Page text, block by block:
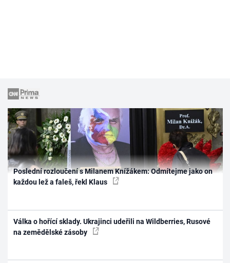
Poslední rozloučení s Milanem Knížákem: Odmítejme jako on
každou lež a faleš, řekl Klaus
Válka o hořící sklady. Ukrajinci udeřili na Wildberries, Rusové
na zemědělské zásoby